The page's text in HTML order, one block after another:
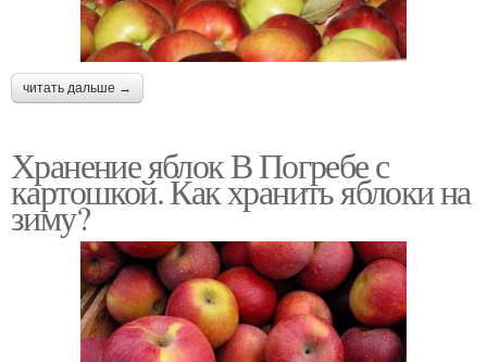
читать дальше →
Хранение яблок В Погребе с
картошкой. Как хранить яблоки на
зиму?